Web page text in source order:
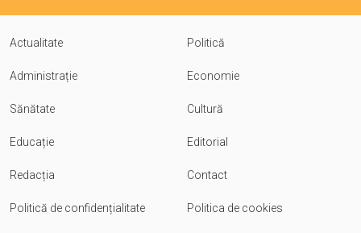
Actualitate Politică
Administrație Economie
Sănătate Cultură
Educație Editorial
Redacția Contact
Politică de confidențialitate Politica de cookies